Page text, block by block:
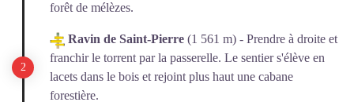
forêt de mélèzes.
Ravin de Saint-Pierre (1 561 m) - Prendre à droite et
franchir le torrent par la passerelle. Le sentier s'élève en
lacets dans le bois et rejoint plus haut une cabane
forestière.